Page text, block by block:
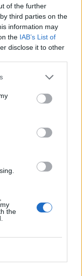
of the further
third parties on the
information may
the IAB’s List of
disclose it to other
the
medve
törvényt